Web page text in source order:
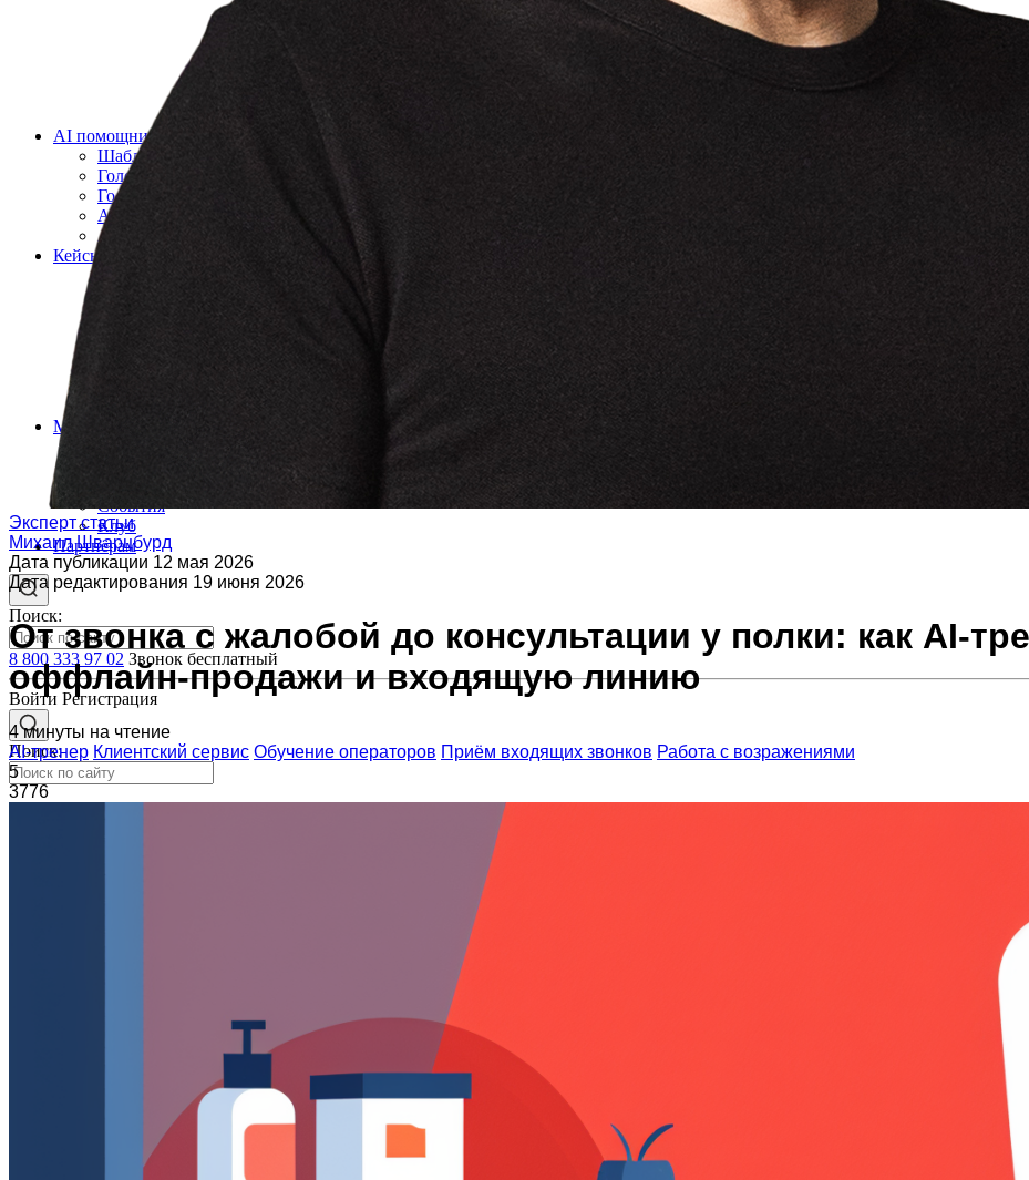
AI помощники
Шаблоны голосовых роботов
Голосовой робот для звонков
Голосовой робот с женским голосом
AI-тренер продаж
AI речевая аналитика
Кейсы
Мероприятия и новости
События
Клуб
Партнёрам
Поиск:
8 800 333 97 02 Звонок бесплатный
Войти Регистрация
Поиск:
IVR-меню
Карусель номеров
Запись разговоров
Транскрибация звонков
Суфлирование
Эксперт статьи
Михаил Шварцбурд
Дата публикации 12 мая 2026
Дата редактирования 19 июня 2026
От звонка с жалобой до консультации у полки: как AI-
оффлайн-продажи и входящую линию
4 минуты на чтение
AI-тренер Клиентский сервис Обучение операторов Приём входящих звонков Работа с возражениями
5
3776